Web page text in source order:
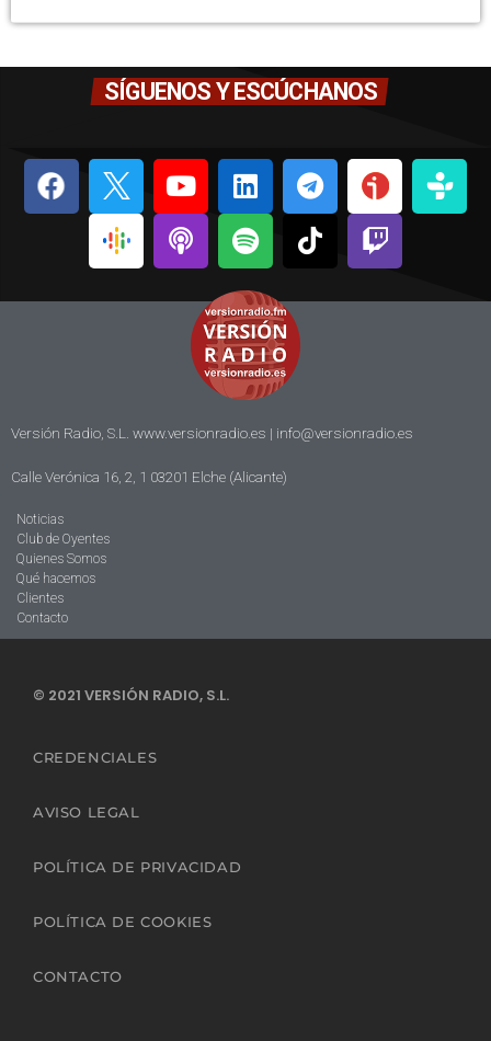
SÍGUENOS Y ESCÚCHANOS
Versión Radio, S.L. www.versionradio.es | info@versionradio.es
Calle Verónica 16, 2, 1 03201 Elche (Alicante)
Noticias
Club de Oyentes
Quienes Somos
Qué hacemos
Clientes
Contacto
© 2021 VERSIÓN RADIO, S.L.
CREDENCIALES
AVISO LEGAL
POLÍTICA DE PRIVACIDAD
POLÍTICA DE COOKIES
CONTACTO